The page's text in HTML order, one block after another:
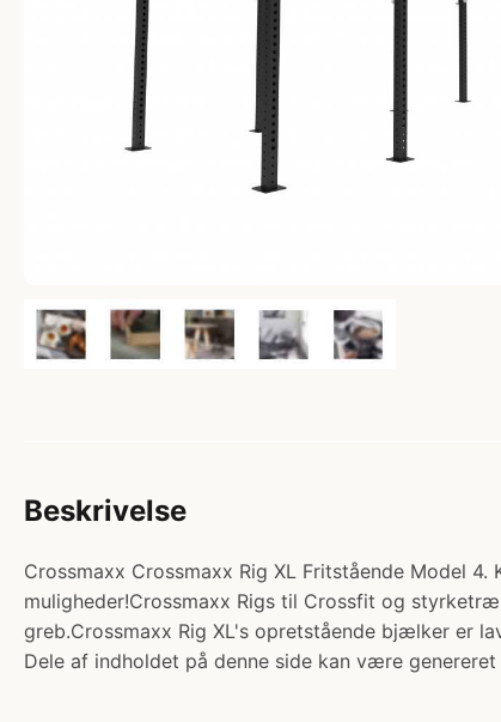
Beskrivelse
Crossmaxx Crossmaxx Rig XL Fritstående Model
muligheder!Crossmaxx Rigs til Crossfit og
greb.Crossmaxx Rig XL's opretstående bjælker er
Dele af indholdet på denne side kan være